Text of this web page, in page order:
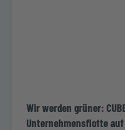
Wir werden grüner:
Unternehmensflotte